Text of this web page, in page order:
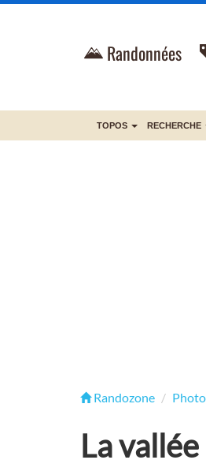
Randonnées
TOPOS RECHERCHE
Randozone
La